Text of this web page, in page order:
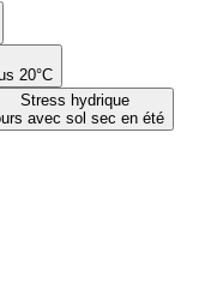
20°C
Stress hydrique
avec sol sec en été